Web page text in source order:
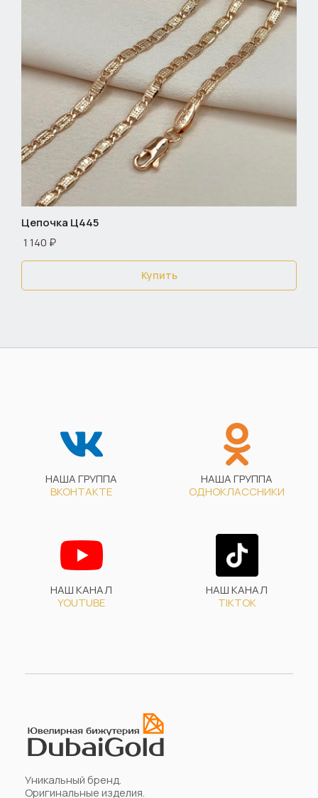
Цепочка Ц445
1 140 ₽
Купить
НАША ГРУППА
ВКОНТАКТЕ
НАША ГРУППА
ОДНОКЛАССНИКИ
НАШ КАНАЛ
YOUTUBE
НАШ КАНАЛ
TIKTOK
Уникальный бренд.
Оригинальные изделия.